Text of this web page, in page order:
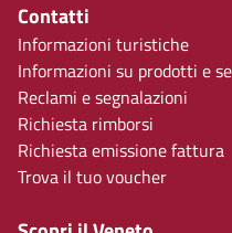
Contatti
Informazioni turistiche
Informazioni su prodotti e
Reclami e segnalazioni
Richiesta rimborsi
Richiesta emissione fattura
Trova il tuo voucher